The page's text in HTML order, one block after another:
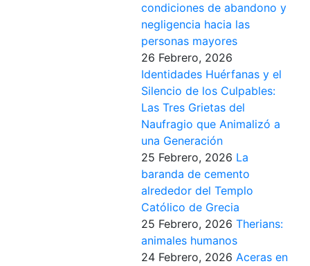
condiciones de abandono y
negligencia hacia las
personas mayores
26 Febrero, 2026
Identidades Huérfanas y el
Silencio de los Culpables:
Las Tres Grietas del
Naufragio que Animalizó a
una Generación
25 Febrero, 2026 La
baranda de cemento
alrededor del Templo
Católico de Grecia
25 Febrero, 2026 Therians:
animales humanos
24 Febrero, 2026 Aceras en